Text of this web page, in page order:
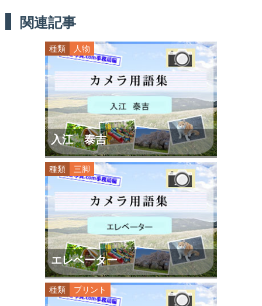
関連記事
種類 人物
入江 泰吉
種類 三脚
エレベーター
種類 プリント